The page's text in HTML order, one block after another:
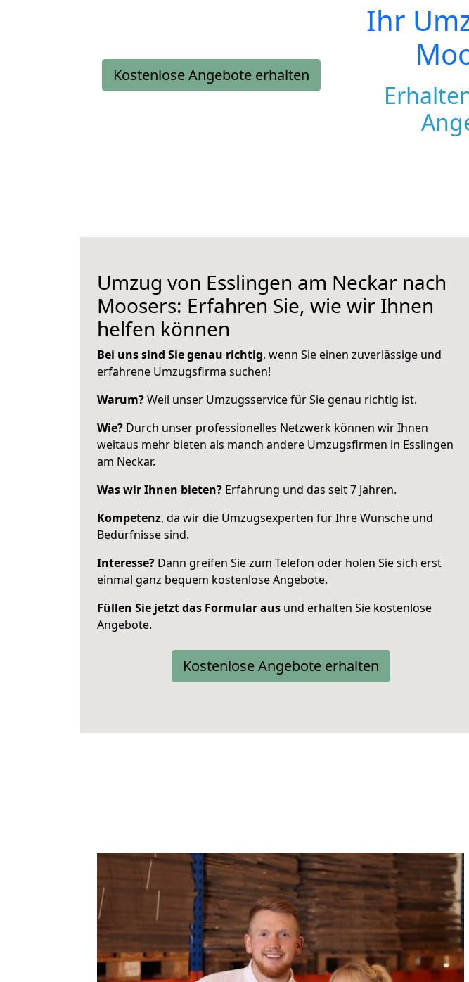
Kostenlose Angebote erhalten
Ihr
Umzug von Esslingen am Neckar nach
Moosers: Erfahren Sie, wie wir Ihnen
helfen können
Bei uns sind Sie genau richtig, wenn Sie einen zuverlässige und
erfahrene Umzugsfirma suchen!
Warum?Weil unser Umzugsservice für Sie genau richtig ist.
Wie? Durch unser professionelles Netzwerk können wir Ihnen
weitaus mehr bieten als manch andere Umzugsfirmen in Esslingen
am Neckar.
Was wir Ihnen bieten? Erfahrung und das seit 7 Jahren.
Kompetenz, da wir die Umzugsexperten für Ihre Wünsche und
Bedürfnisse sind.
Interesse? Dann greifen Sie zum Telefon oder holen Sie sich erst
einmal ganz bequem kostenlose Angebote.
Füllen Sie jetzt das Formular aus und erhalten Sie kostenlose
Angebote.
Kostenlose Angebote erhalten